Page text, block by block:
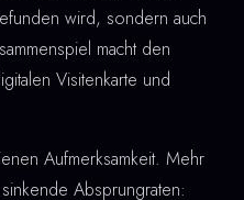
wird, sondern auch
macht den
Visitenkarte und
Aufmerksamkeit. Mehr
Absprungraten: